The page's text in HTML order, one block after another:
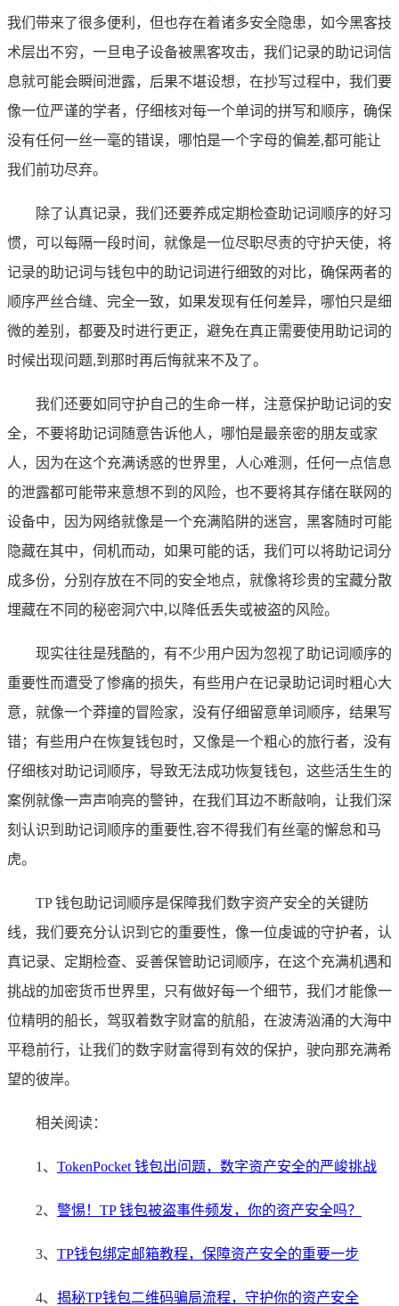
我们带来了很多便利，但也存在着诸多安全隐患，如今黑客技
术层出不穷，一旦电子设备被黑客攻击，我们记录的助记词信
息就可能会瞬间泄露，后果不堪设想，在抄写过程中，我们要
像一位严谨的学者，仔细核对每一个单词的拼写和顺序，确保
没有任何一丝一毫的错误，哪怕是一个字母的偏差,都可能让
我们前功尽弃。
除了认真记录，我们还要养成定期检查助记词顺序的好习
惯，可以每隔一段时间，就像是一位尽职尽责的守护天使，将
记录的助记词与钱包中的助记词进行细致的对比，确保两者的
顺序严丝合缝、完全一致，如果发现有任何差异，哪怕只是细
微的差别，都要及时进行更正，避免在真正需要使用助记词的
时候出现问题,到那时再后悔就来不及了。
我们还要如同守护自己的生命一样，注意保护助记词的安
全，不要将助记词随意告诉他人，哪怕是最亲密的朋友或家
人，因为在这个充满诱惑的世界里，人心难测，任何一点信息
的泄露都可能带来意想不到的风险，也不要将其存储在联网的
设备中，因为网络就像是一个充满陷阱的迷宫，黑客随时可能
隐藏在其中，伺机而动，如果可能的话，我们可以将助记词分
成多份，分别存放在不同的安全地点，就像将珍贵的宝藏分散
埋藏在不同的秘密洞穴中,以降低丢失或被盗的风险。
现实往往是残酷的，有不少用户因为忽视了助记词顺序的
重要性而遭受了惨痛的损失，有些用户在记录助记词时粗心大
意，就像一个莽撞的冒险家，没有仔细留意单词顺序，结果写
错；有些用户在恢复钱包时，又像是一个粗心的旅行者，没有
仔细核对助记词顺序，导致无法成功恢复钱包，这些活生生的
案例就像一声声响亮的警钟，在我们耳边不断敲响，让我们深
刻认识到助记词顺序的重要性,容不得我们有丝毫的懈怠和马
虎。
TP 钱包助记词顺序是保障我们数字资产安全的关键防
线，我们要充分认识到它的重要性，像一位虔诚的守护者，认
真记录、定期检查、妥善保管助记词顺序，在这个充满机遇和
挑战的加密货币世界里，只有做好每一个细节，我们才能像一
位精明的船长，驾驭着数字财富的航船，在波涛汹涌的大海中
平稳前行，让我们的数字财富得到有效的保护，驶向那充满希
望的彼岸。
相关阅读：
1、 TokenPocket 钱包出问题，数字资产安全的严峻挑战
2、 警惕！TP 钱包被盗事件频发，你的资产安全吗？
3、 TP钱包绑定邮箱教程，保障资产安全的重要一步
4、 揭秘TP钱包二维码骗局流程，守护你的资产安全